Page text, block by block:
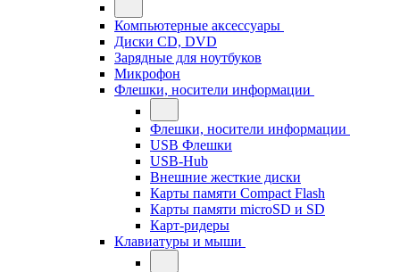
Компьютерные аксессуары
Диски CD, DVD
Зарядные для ноутбуков
Микрофон
Флешки, носители информации
Флешки, носители информации
USB Флешки
USB-Hub
Внешние жесткие диски
Карты памяти Compact Flash
Карты памяти microSD и SD
Карт-ридеры
Клавиатуры и мыши